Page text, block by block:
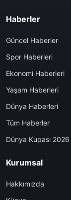
Haberler
Güncel Haberler
Spor Haberleri
Ekonomi Haberleri
Yaşam Haberleri
Dünya Haberleri
Tüm Haberler
Dünya Kupası 2026
Kurumsal
Hakkımızda